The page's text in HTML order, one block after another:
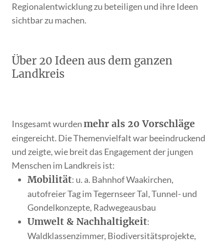
Regionalentwicklung zu beteiligen und ihre Ideen
sichtbar zu machen.
Über 20 Ideen aus dem ganzen
Landkreis
Insgesamt wurdenmehr als 20 Vorschläge
eingereicht. Die Themenvielfalt war beeindruckend
und zeigte, wie breit das Engagement der jungen
Menschen im Landkreis ist:
Mobilität: u. a. Bahnhof Waakirchen,
autofreier Tag im Tegernseer Tal, Tunnel- und
Gondelkonzepte, Radwegeausbau
Umwelt & Nachhaltigkeit:
Waldklassenzimmer, Biodiversitätsprojekte,